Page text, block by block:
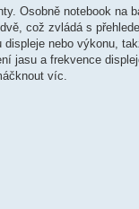
Osobně notebook na
což zvládá s
nebo výkonu,
jasu a frekvence
víc.